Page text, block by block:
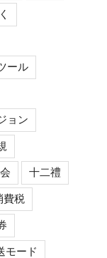
ール
ョン
十二禮
費税
モード